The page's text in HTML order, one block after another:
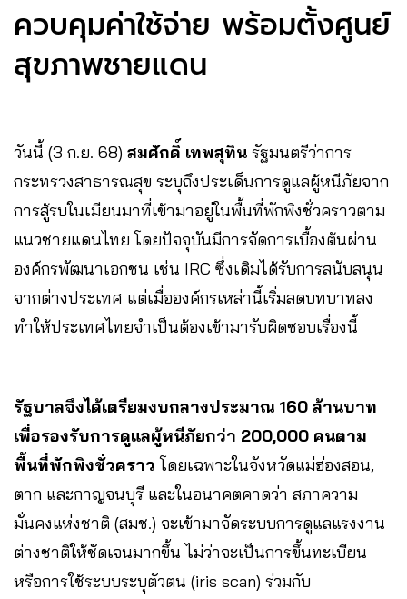
ควบคุมค่าใช้จ่าย พร้อมตั้งศูนย์
สุขภาพชายแดน
วันนี้ (3 ก.ย. 68) สมศักดิ์ เทพสุทิน รัฐมนตรีว่าการ
กระทรวงสาธารณสุข ระบุถึงประเด็นการดูแลผู้หนีภัยจาก
การสู้รบในเมียนมาที่เข้ามาอยู่ในพื้นที่พักพิงชั่วคราวตาม
แนวชายแดนไทย โดยปัจจุบันมีการจัดการเบื้องต้นผ่าน
องค์กรพัฒนาเอกชน เช่น IRC ซึ่งเดิมได้รับการสนับสนุน
จากต่างประเทศ แต่เมื่อองค์กรเหล่านี้เริ่มลดบทบาทลง
ทำให้ประเทศไทยจำเป็นต้องเข้ามารับผิดชอบเรื่องนี้
รัฐบาลจึงได้เตรียมงบกลางประมาณ 160 ล้านบาท
เพื่อรองรับการดูแลผู้หนีภัยกว่า 200,000 คนตาม
พื้นที่พักพิงชั่วคราว โดยเฉพาะในจังหวัดแม่ฮ่องสอน,
ตาก และกาญจนบุรี และในอนาคตคาดว่า สภาความ
มั่นคงแห่งชาติ (สมช.) จะเข้ามาจัดระบบการดูแลแรงงาน
ต่างชาติให้ชัดเจนมากขึ้น ไม่ว่าจะเป็นการขึ้นทะเบียน
หรือการใช้ระบบระบุตัวตน (iris scan) ร่วมกับ